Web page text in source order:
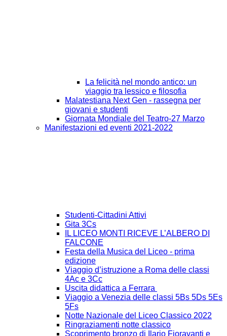
La felicità nel mondo antico: un
viaggio tra lessico e filosofia
Malatestiana Next Gen - rassegna per
giovani e studenti
Giornata Mondiale del Teatro-27 Marzo
Manifestazioni ed eventi 2021-2022
Studenti-Cittadini Attivi
Gita 3Cs
IL LICEO MONTI RICEVE L’ALBERO DI
FALCONE
Festa della Musica del Liceo - prima
edizione
Viaggio d’istruzione a Roma delle classi
4Ac e 3Cc
Uscita didattica a Ferrara
Viaggio a Venezia delle classi 5Bs 5Ds 5Es
5Fs
Notte Nazionale del Liceo Classico 2022
Ringraziamenti notte classico
Scoprimento bronzo di Ilario Fioravanti e